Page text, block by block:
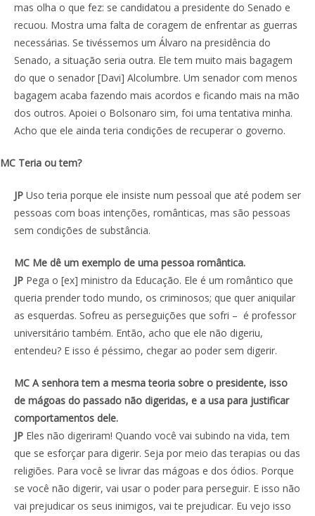
mas olha o que fez: se candidatou a presidente do Senado e
recuou. Mostra uma falta de coragem de enfrentar as guerras
necessárias. Se tivéssemos um Álvaro na presidência do
Senado, a situação seria outra. Ele tem muito mais bagagem
do que o senador [Davi] Alcolumbre. Um senador com menos
bagagem acaba fazendo mais acordos e ficando mais na mão
dos outros. Apoiei o Bolsonaro sim, foi uma tentativa minha.
Acho que ele ainda teria condições de recuperar o governo.
MC Teria ou tem?
JP Uso teria porque ele insiste num pessoal que até podem ser
pessoas com boas intenções, românticas, mas são pessoas
sem condições de substância.
MC Me dê um exemplo de uma pessoa romântica.
JP Pega o [ex] ministro da Educação. Ele é um romântico que
queria prender todo mundo, os criminosos; que quer aniquilar
as esquerdas. Sofreu as perseguições que sofri – é professor
universitário também. Então, acho que ele não digeriu,
entendeu? E isso é péssimo, chegar ao poder sem digerir.
MC A senhora tem a mesma teoria sobre o presidente, isso
de mágoas do passado não digeridas, e a usa para justificar
comportamentos dele.
JP Eles não digeriram! Quando você vai subindo na vida, tem
que se esforçar para digerir. Seja por meio das terapias ou das
religiões. Para você se livrar das mágoas e dos ódios. Porque
se você não digerir, vai usar o poder para perseguir. E isso não
vai prejudicar os seus inimigos, vai te prejudicar. Eu vejo isso